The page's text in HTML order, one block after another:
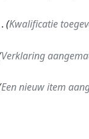
Kwalificatie
Verklaring
Een nieuw item